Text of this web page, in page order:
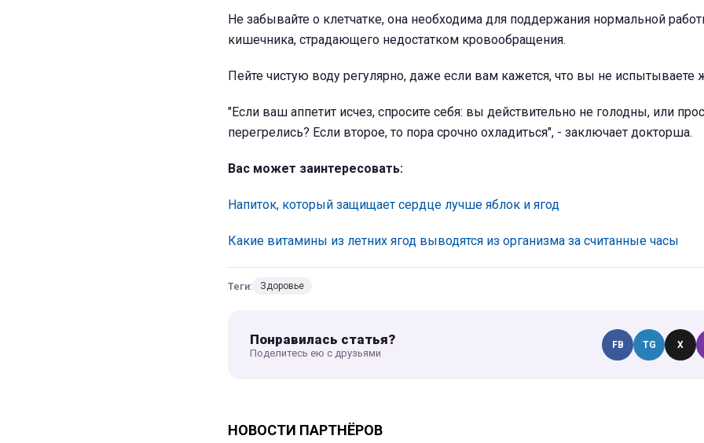
Не забывайте о клетчатке, она необходима для поддержания нормальной
кишечника, страдающего недостатком кровообращения.
Пейте чистую воду регулярно, даже если вам кажется, что вы не
"Если ваш аппетит исчез, спросите себя: вы действительно не голодны, или
перегрелись? Если второе, то пора срочно охладиться", - заключает докторша.
Вас может заинтересовать:
Напиток, который защищает сердце лучше яблок и ягод
Какие витамины из летних ягод выводятся из организма за считанные часы
Теги: Здоровье
Понравилась статья?
Поделитесь ею с друзьями
FB TG X